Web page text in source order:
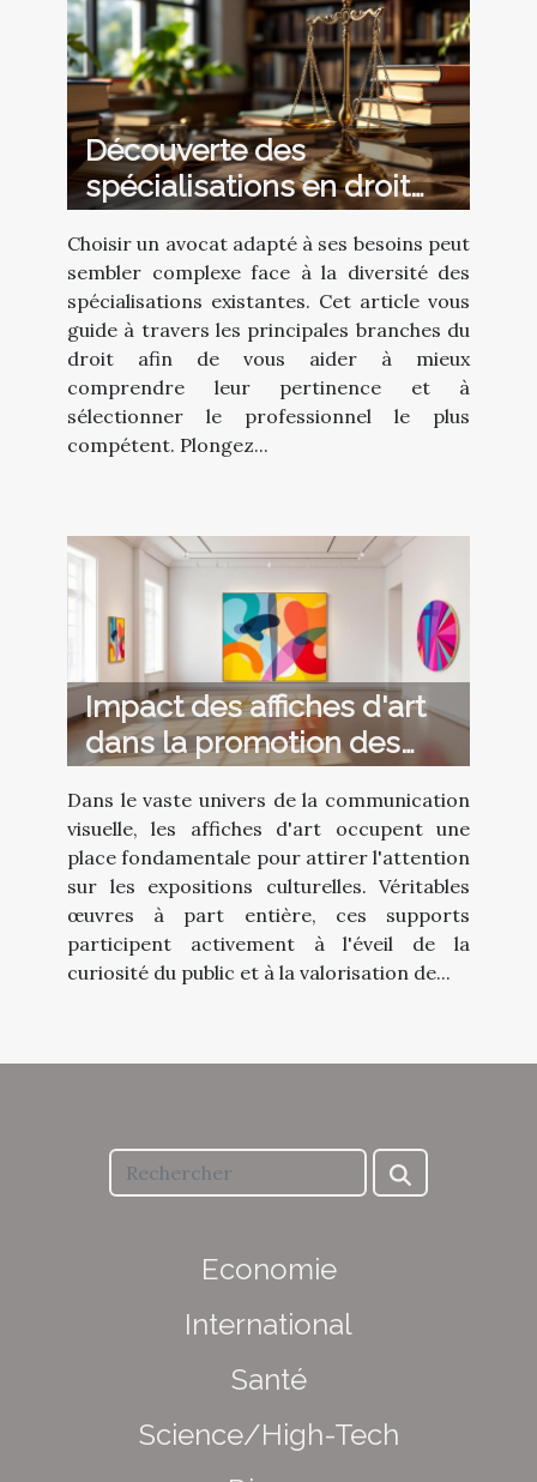
Découverte des
spécialisations en droit
pour mieux choisir son
avocat
Choisir un avocat adapté à ses besoins peut
sembler complexe face à la diversité des
spécialisations existantes. Cet article vous
guide à travers les principales branches du
droit afin de vous aider à mieux
comprendre leur pertinence et à
sélectionner le professionnel le plus
compétent. Plongez...
Impact des affiches d'art
dans la promotion des
expositions
Dans le vaste univers de la communication
visuelle, les affiches d'art occupent une
place fondamentale pour attirer l'attention
sur les expositions culturelles. Véritables
œuvres à part entière, ces supports
participent activement à l'éveil de la
curiosité du public et à la valorisation de...
Economie
International
Santé
Science/High-Tech